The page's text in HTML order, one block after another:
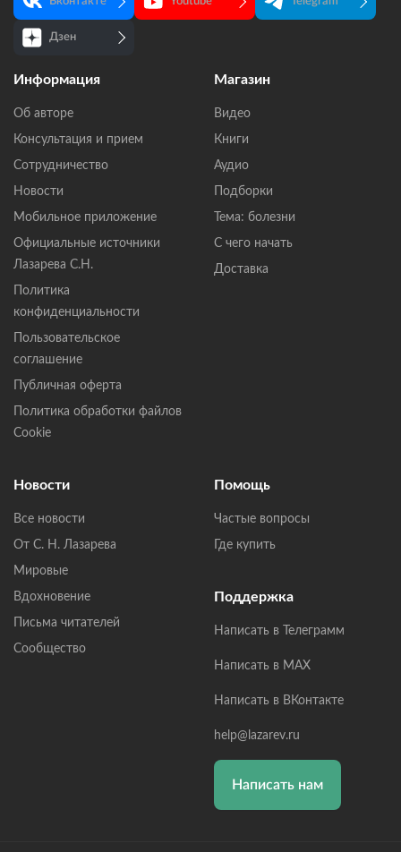
Дзен
Информация
Об авторе
Консультация и прием
Сотрудничество
Новости
Мобильное приложение
Официальные источники
Лазарева С.Н.
Политика
конфиденциальности
Пользовательское
соглашение
Публичная оферта
Политика обработки файлов
Cookie
Магазин
Видео
Книги
Аудио
Подборки
Тема: болезни
С чего начать
Доставка
Новости
Все новости
От С. Н. Лазарева
Мировые
Вдохновение
Письма читателей
Сообщество
Помощь
Частые вопросы
Где купить
Поддержка
Написать в Телеграмм
Написать в MAX
Написать в ВКонтакте
help@lazarev.ru
Написать нам